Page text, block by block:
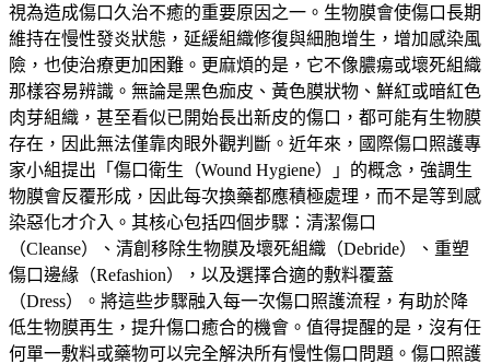
視為造成傷口久治不癒的重要原因之一。生物膜會使傷口長期
維持在慢性發炎狀態，延緩組織修復與細胞增生，增加感染風
險，也使治療更加困難。更麻煩的是，它不像膿瘍或壞死組織
那樣容易辨識。無論是黑色痂皮、黃色膜狀物、鮮紅或暗紅色
肉芽組織，甚至看似已開始長出新皮的傷口，都可能有生物膜
存在，因此無法僅靠肉眼外觀判斷。近年來，國際傷口照護專
家小組提出「傷口衛生（Wound Hygiene）」的概念，強調生
物膜會反覆形成，因此每次換藥都應積極處理，而不是等到感
染惡化才介入。其核心包括四個步驟：清潔傷口
（Cleanse）、清創移除生物膜及壞死組織（Debride）、重塑
傷口邊緣（Refashion），以及選擇合適的敷料覆蓋
（Dress）。將這些步驟融入每一次傷口照護流程，有助於降
低生物膜再生，提升傷口癒合的機會。值得提醒的是，沒有任
何單一敷料或藥物可以完全解決所有慢性傷口問題。傷口照護